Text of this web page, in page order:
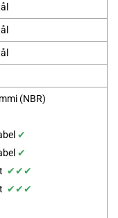
(NBR)
✔
✔
✔✔✔
✔✔✔